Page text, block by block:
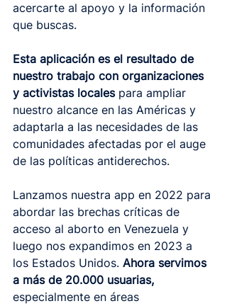
acercarte al apoyo y la información
que buscas.
Esta aplicación es el resultado de
nuestro trabajo con organizaciones
y activistas locales para ampliar
nuestro alcance en las Américas y
adaptarla a las necesidades de las
comunidades afectadas por el auge
de las políticas antiderechos.
Lanzamos nuestra app en 2022 para
abordar las brechas críticas de
acceso al aborto en Venezuela y
luego nos expandimos en 2023 a
los Estados Unidos. Ahora servimos
a más de 20.000 usuarias,
especialmente en áreas